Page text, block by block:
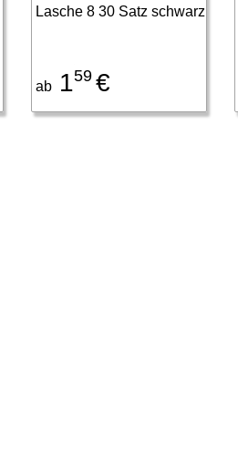
Lasche 8 30 Satz schwarz
ab159 €